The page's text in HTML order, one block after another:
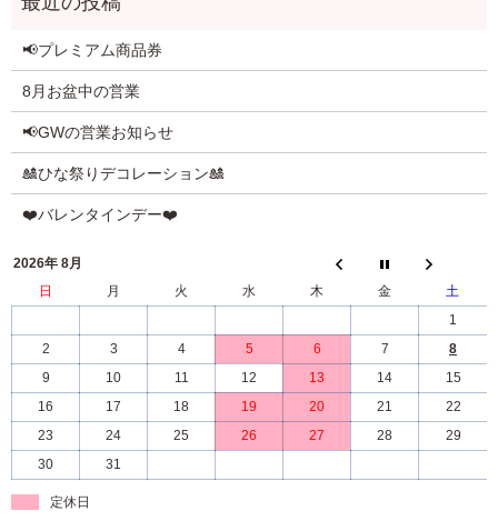
📢プレミアム商品券
8月お盆中の営業
📢GWの営業お知らせ
🎎ひな祭りデコレーション🎎
❤️バレンタインデー❤️
2026年 8月
日
月 火 水 木 金
土
1
2
3 4 5 6 7
8
9
10 11 12 13 14
15
16
17 18 19 20 21
22
23
24 25 26 27 28
29
30
31
定休日